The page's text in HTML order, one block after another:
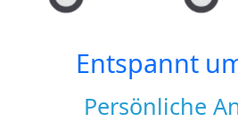
Entspannt
Persönliche